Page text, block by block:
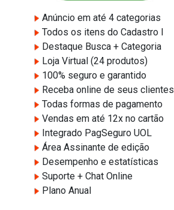
Anúncio em até 4 categorias
Todos os itens do Cadastro I
Destaque Busca + Categoria
Loja Virtual (24 produtos)
100% seguro e garantido
Receba online de seus clientes
Todas formas de pagamento
Vendas em até 12x no cartão
Integrado PagSeguro UOL
Área Assinante de edição
Desempenho e estatísticas
Suporte + Chat Online
Plano Anual